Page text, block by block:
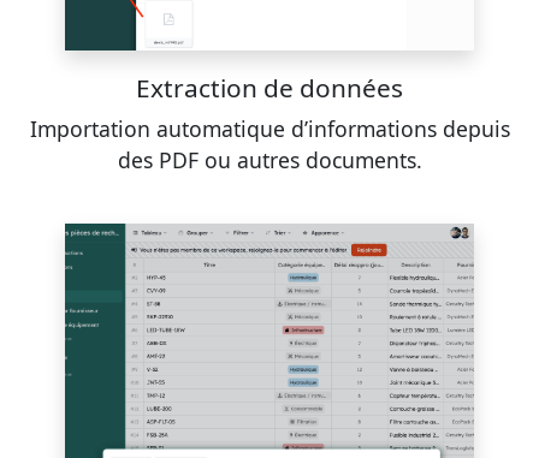
Extraction de données
Importation automatique d’informations depuis
des PDF ou autres documents.